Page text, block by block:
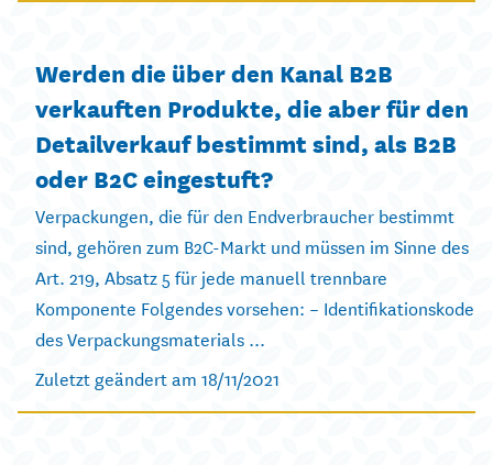
Werden die über den Kanal B2B
verkauften Produkte, die aber für den
Detailverkauf bestimmt sind, als B2B
oder B2C eingestuft?
Verpackungen, die für den Endverbraucher bestimmt
sind, gehören zum B2C-Markt und müssen im Sinne des
Art. 219, Absatz 5 für jede manuell trennbare
Komponente Folgendes vorsehen: – Identifikationskode
des Verpackungsmaterials ...
Zuletzt geändert am 18/11/2021